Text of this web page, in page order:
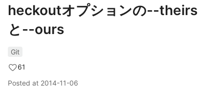
heckoutオプションの--theirs
と--ours
Git
61
Posted at 2014-11-06